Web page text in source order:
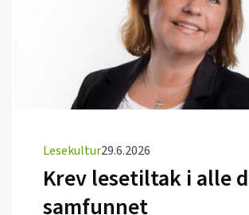
Lesekultur29.6.2026
Krev lesetiltak i alle
samfunnet